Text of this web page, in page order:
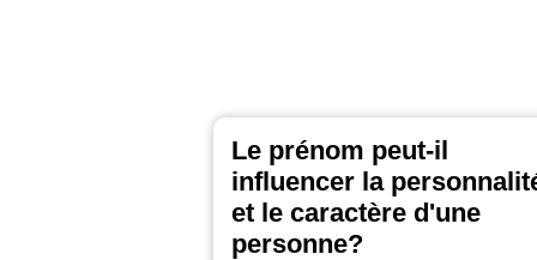
Le prénom peut-il
influencer la
et le caractère d'une
personne?